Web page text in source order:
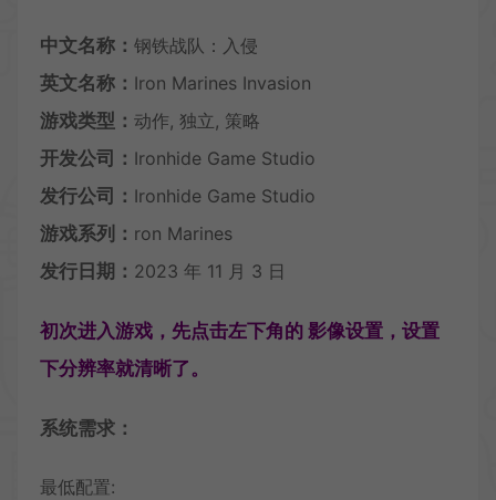
中文名称： 钢铁战队：入侵
英文名称： Iron Marines Invasion
游戏类型： 动作, 独立, 策略
开发公司： Ironhide Game Studio
发行公司： Ironhide Game Studio
游戏系列： ron Marines
发行日期： 2023 年 11 月 3 日
初次进入游戏，先点击左下角的 影像设置，设置
下分辨率就清晰了。
系统需求：
最低配置: